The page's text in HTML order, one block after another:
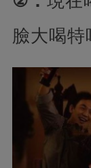
臉大喝特